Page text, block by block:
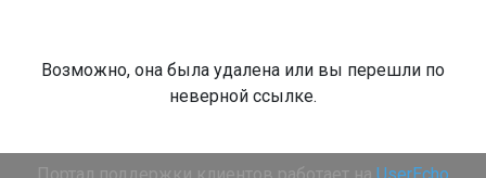
Возможно, она была удалена или вы перешли по
неверной ссылке.